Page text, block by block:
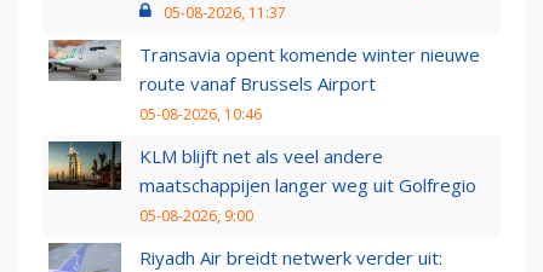
05-08-2026, 11:37
Transavia opent komende winter nieuwe
route vanaf Brussels Airport
05-08-2026, 10:46
KLM blijft net als veel andere
maatschappijen langer weg uit Golfregio
05-08-2026, 9:00
Riyadh Air breidt netwerk verder uit: